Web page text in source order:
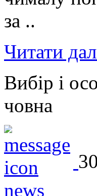
за ..
Читати
Вибір і
човна